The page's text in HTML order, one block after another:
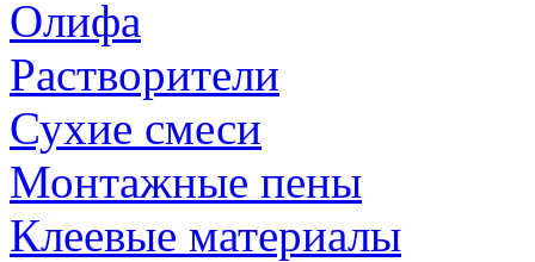
Олифа
Растворители
Сухие смеси
Монтажные пены
Клеевые материалы